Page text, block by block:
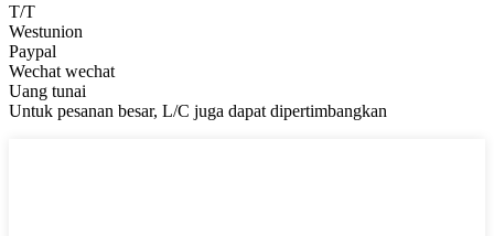
T/T
Westunion
Paypal
Wechat wechat
Uang tunai
Untuk pesanan besar, L/C juga dapat dipertimbangkan